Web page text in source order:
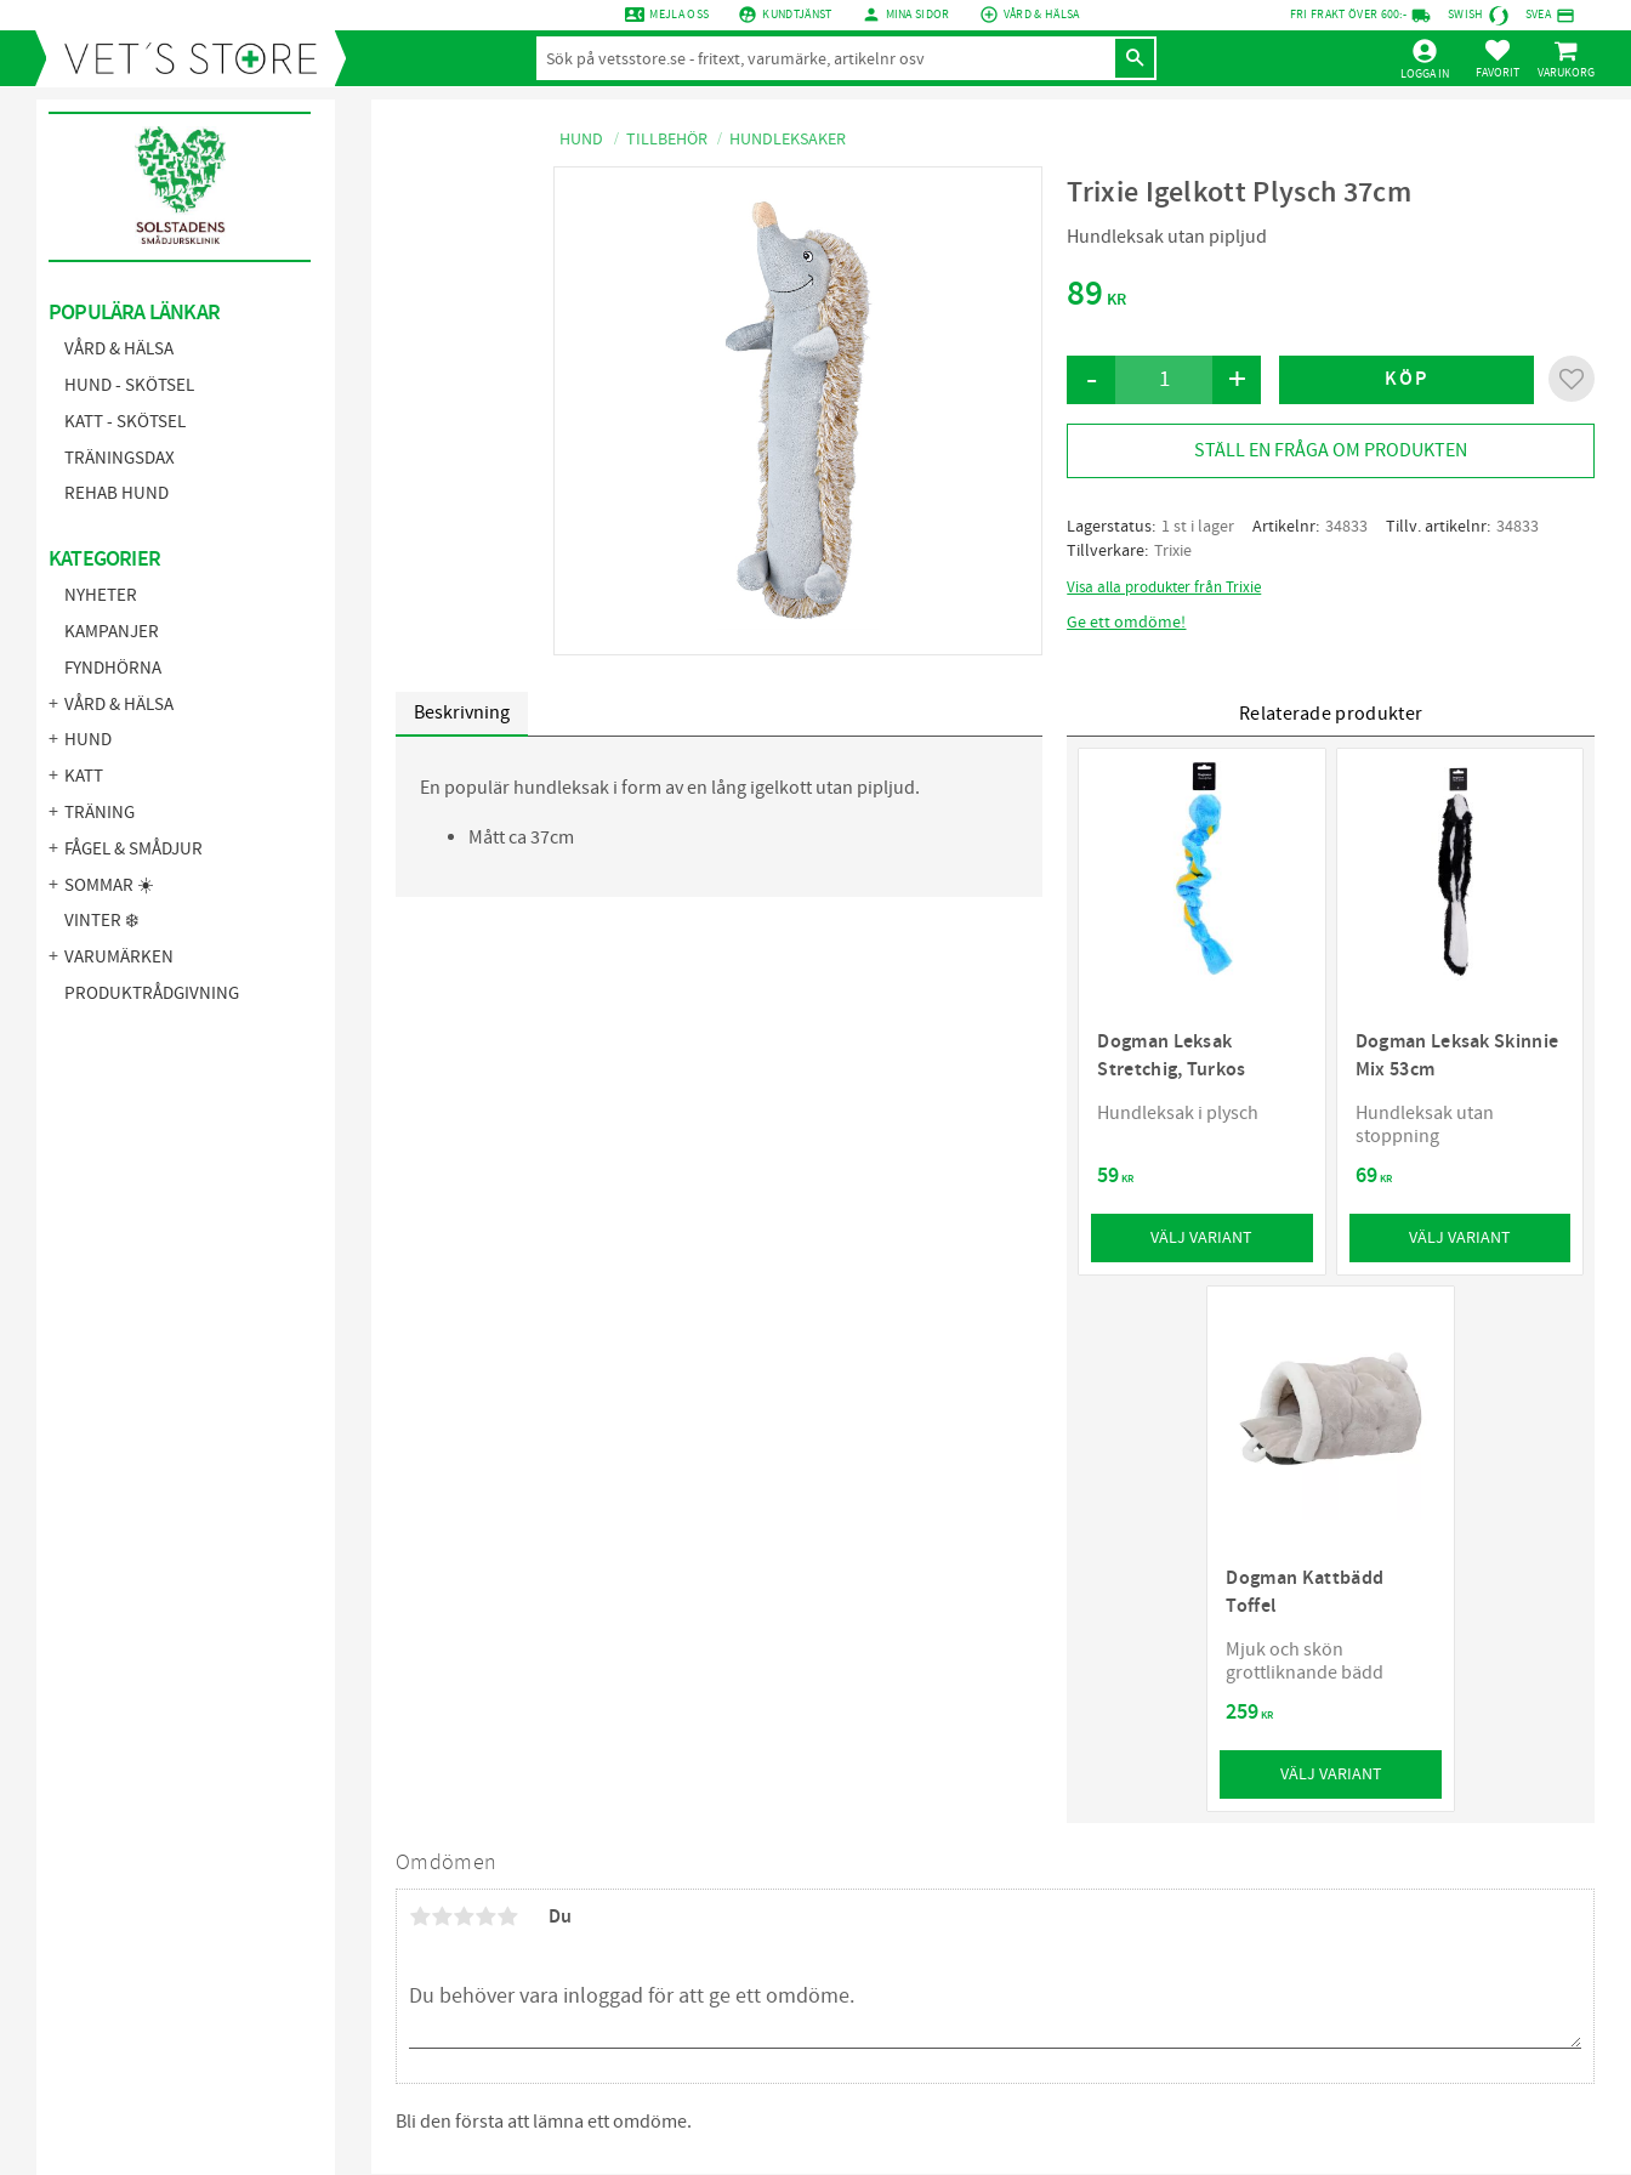
contact_phone MEJLA OSS supervised_user_circle KUNDTJÄNST person MINA SIDOR add_circle_outline VÅRD & HÄLSA FRI FRAKT ÖVER 600:- local_shipping SWISH SVEA credit_card
LOGGA IN FAVORITER
KUNDVAGN
HUND TILLBEHÖR HUNDLEKSAKER
Trixie Igelkott Plysch 37cm
Hundleksak utan pipljud
89 KR
+
- KÖP Lägg
STÄLL EN FRÅGA OM PRODUKTEN
Lagerstatus 1 st i lager Artikelnr 34833 Tillv. artikelnr 34833
Tillverkare Trixie
Visa alla produkter från Trixie
Ge ett omdöme!
Beskrivning
En populär hundleksak i form av en lång igelkott utan pipljud.
Mått ca 37cm
Omdömen
Du
Bli den första att lämna ett omdöme.
Relaterade produkter
Dogman Leksak
Stretchig, Turkos
Hundleksak i plysch
59KR
VÄLJ VARIANT
Dogman Leksak Skinnie
Mix 53cm
Hundleksak utan
stoppning
69KR
VÄLJ VARIANT
Dogman Kattbädd
Toffel
Mjuk och skön
grottliknande bädd
259KR
VÄLJ VARIANT
POPULÄRA LÄNKAR
VÅRD & HÄLSA
HUND - SKÖTSEL
KATT - SKÖTSEL
TRÄNINGSDAX
REHAB HUND
KATEGORIER
NYHETER
KAMPANJER
FYNDHÖRNA
VÅRD & HÄLSA
HUND
KATT
TRÄNING
FÅGEL & SMÅDJUR
SOMMAR ☀️
VINTER ❄️
VARUMÄRKEN
PRODUKTRÅDGIVNING